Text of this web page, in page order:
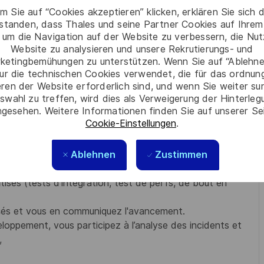
Sie auf “Cookies akzeptieren” klicken, erklären Sie sich
dass Thales und seine Partner Cookies auf
um die Navigation auf der Website zu verbessern, die
Website zu analysieren und unsere Rekrutierungs- und
zu unterstützen. Wenn Sie auf
die technischen Cookies verwendet, die für das
der Website erforderlich sind, und wenn Sie weiter
zu treffen, wird dies als Verweigerung der
Weitere Informationen finden Sie auf unserer
Cookie-Einstellungen.
Ablehnen Zustimmen
(IVVQ)" vous concevez, développez des
méthodologies associés.
afin de fournir des produits et services de haute
les bonnes pratiques.
de la stratégie de tests
réalisation des tâches qui vous sont confiées, et vous
(tests d'intégration, test de perfs, de bout en
et vous en communiquez l'avancement.
vous participez à l’analyse des incidents et